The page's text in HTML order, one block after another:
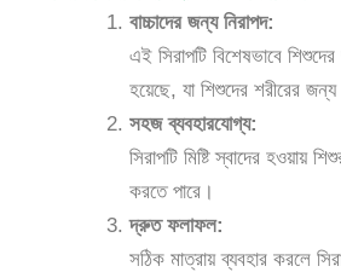
বাচ্চাদের জন্য নিরাপদ:
এই সিরাপটি বিশেষভাবে
হয়েছে, যা শিশুদের শরীরের জন্য
সহজ ব্যবহারযোগ্য:
সিরাপটি মিষ্টি স্বাদের হওয়ায়
করতে পারে।
দ্রুত ফলাফল:
সঠিক মাত্রায় ব্যবহার করলে